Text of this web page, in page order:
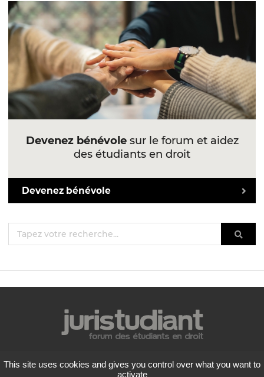
Devenez bénévolesur le forum et aidez
des étudiants en droit
Devenez bénévole
Mentions légales
Politique de confidentialité
This site uses cookies and gives you control over what you want to
activate